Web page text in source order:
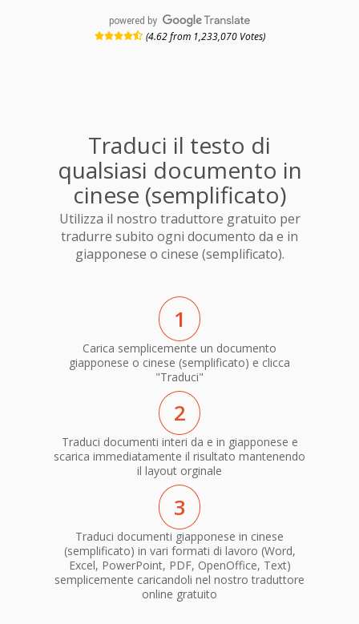
powered by
(4.62 from 1,233,070 Votes)
Traduci il testo di
qualsiasi documento in
cinese (semplificato)
Utilizza il nostro traduttore gratuito per
tradurre subito ogni documento da e in
giapponese o cinese (semplificato).
1
Carica semplicemente un documento
giapponese o cinese (semplificato) e clicca
"Traduci"
2
Traduci documenti interi da e in giapponese e
scarica immediatamente il risultato mantenendo
il layout orginale
3
Traduci documenti giapponese in cinese
(semplificato) in vari formati di lavoro (Word,
Excel, PowerPoint, PDF, OpenOffice, Text)
semplicemente caricandoli nel nostro traduttore
online gratuito